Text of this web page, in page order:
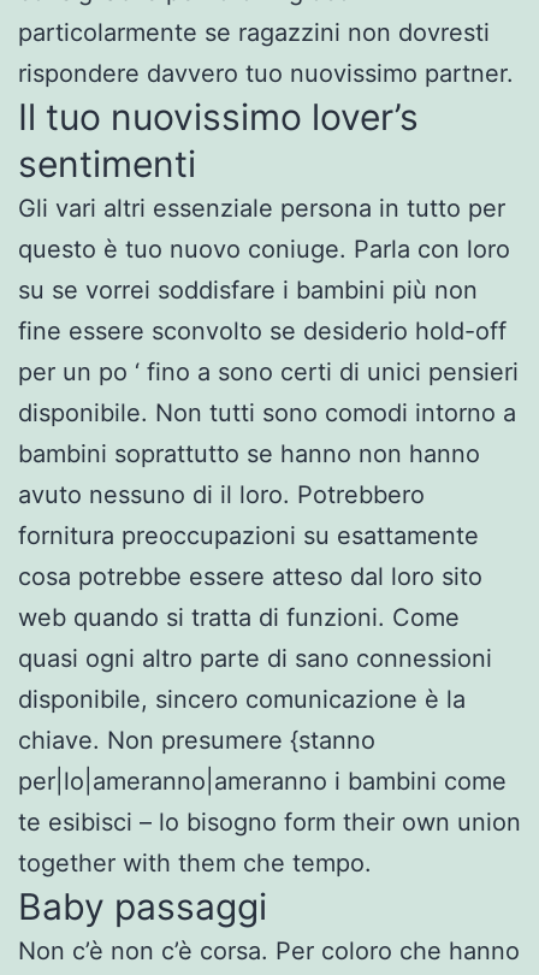
particolarmente se ragazzini non dovresti
rispondere davvero tuo nuovissimo partner.
Il tuo nuovissimo lover’s
sentimenti
Gli vari altri essenziale persona in tutto per
questo è tuo nuovo coniuge. Parla con loro
su se vorrei soddisfare i bambini più non
fine essere sconvolto se desiderio hold-off
per un po ‘ fino a sono certi di unici pensieri
disponibile. Non tutti sono comodi intorno a
bambini soprattutto se hanno non hanno
avuto nessuno di il loro. Potrebbero
fornitura preoccupazioni su esattamente
cosa potrebbe essere atteso dal loro sito
web quando si tratta di funzioni. Come
quasi ogni altro parte di sano connessioni
disponibile, sincero comunicazione è la
chiave. Non presumere {stanno
per|lo|ameranno|ameranno i bambini come
te esibisci – lo bisogno form their own union
together with them che tempo.
Baby passaggi
Non c’è non c’è corsa. Per coloro che hanno